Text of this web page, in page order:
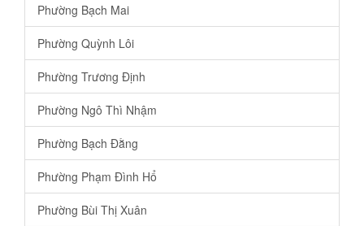
Phường Bạch Mai
Phường Quỳnh Lôi
Phường Trương Định
Phường Ngô Thì Nhậm
Phường Bạch Đằng
Phường Phạm Đình Hổ
Phường Bùi Thị Xuân